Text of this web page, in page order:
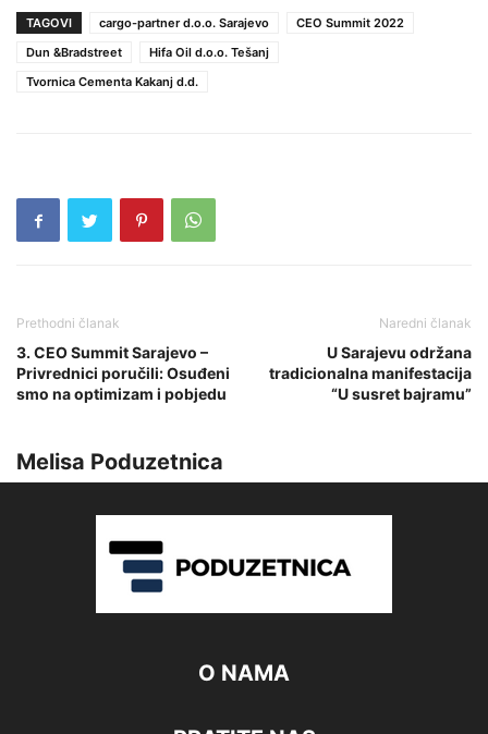
TAGOVI cargo-partner d.o.o. Sarajevo
CEO Summit 2022
Dun &Bradstreet
Hifa Oil d.o.o. Tešanj
Tvornica Cementa Kakanj d.d.
Prethodni članak
3. CEO Summit Sarajevo –
Privrednici poručili: Osuđeni
smo na optimizam i pobjedu
Naredni članak
U Sarajevu održana
tradicionalna manifestacija
“U susret bajramu”
Melisa Poduzetnica
O NAMA